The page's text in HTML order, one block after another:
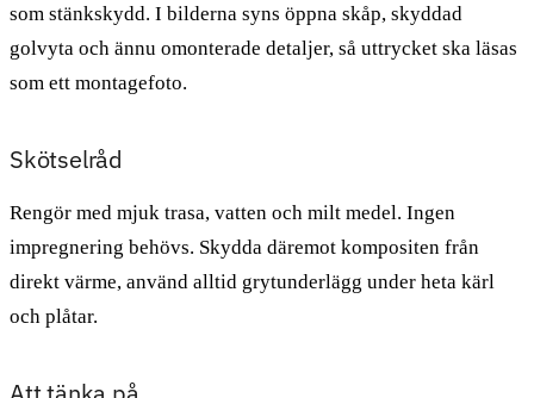
som stänkskydd. I bilderna syns öppna skåp, skyddad
golvyta och ännu omonterade detaljer, så uttrycket ska läsas
som ett montagefoto.
Skötselråd
Rengör med mjuk trasa, vatten och milt medel. Ingen
impregnering behövs. Skydda däremot kompositen från
direkt värme, använd alltid grytunderlägg under heta kärl
och plåtar.